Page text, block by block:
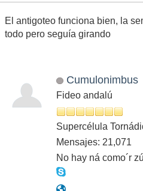
El antigoteo funciona bien, la
todo pero seguía girando
Cumulonimbus
Fideo andalú
Supercélula
Mensajes: 21,071
No hay ná como´r